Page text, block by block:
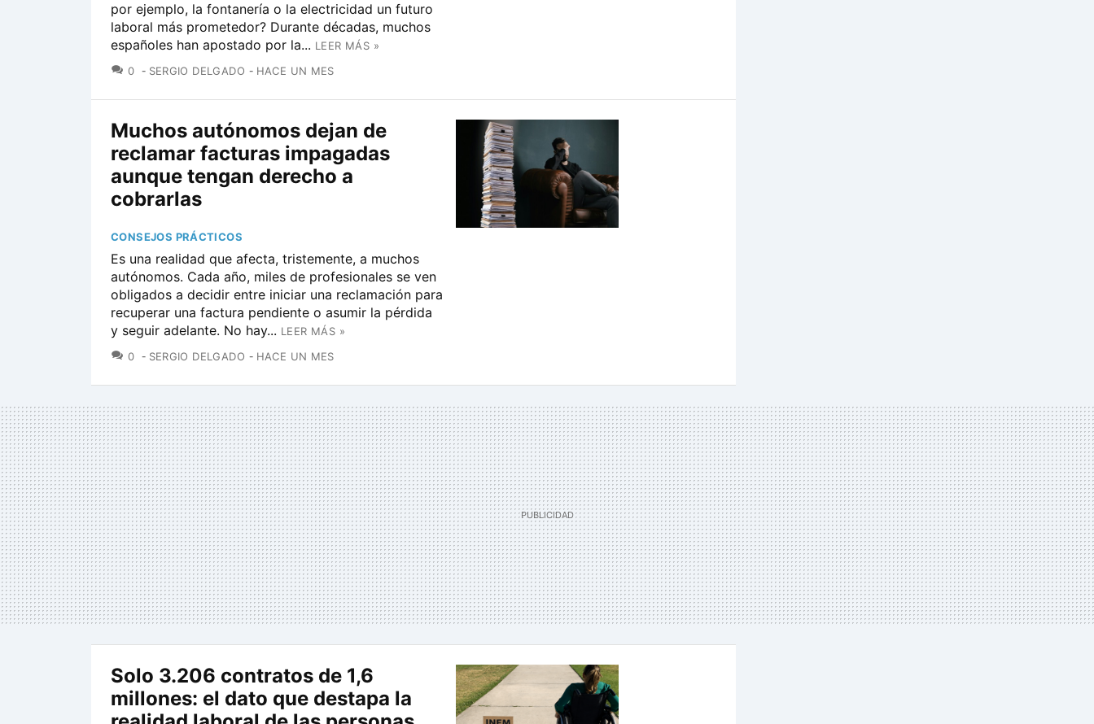
por ejemplo, la fontanería o la electricidad un futuro
laboral más prometedor? Durante décadas, muchos
españoles han apostado por la... LEER MÁS »
0 COMENTARIOS
SERGIO DELGADO HACE UN MES
Muchos autónomos dejan de
reclamar facturas impagadas
aunque tengan derecho a
cobrarlas
CONSEJOS PRÁCTICOS
Es una realidad que afecta, tristemente, a muchos
autónomos. Cada año, miles de profesionales se ven
obligados a decidir entre iniciar una reclamación para
recuperar una factura pendiente o asumir la pérdida
y seguir adelante. No hay... LEER MÁS »
0 COMENTARIOS
SERGIO DELGADO HACE UN MES
Solo 3.206 contratos de 1,6
millones: el dato que destapa la